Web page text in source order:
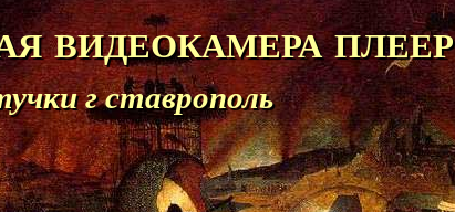
видеокамера плеер
г ставрополь